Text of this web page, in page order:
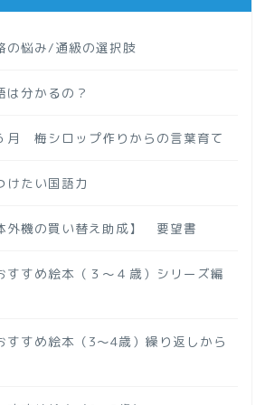
の悩み/通級の選択肢
は分かるの？
月 梅シロップ作りからの言葉育て
けたい国語力
外機の買い替え助成】 要望書
すすめ絵本（３～４歳）シリーズ編
すすめ絵本（3～4歳）繰り返しから